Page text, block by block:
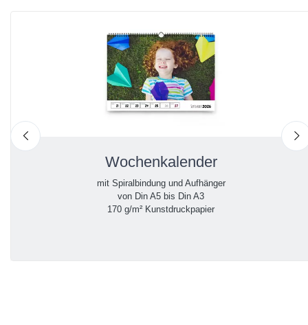
Wochenkalender
mit Spiralbindung und Aufhänger
von Din A5 bis Din A3
170 g/m² Kunstdruckpapier